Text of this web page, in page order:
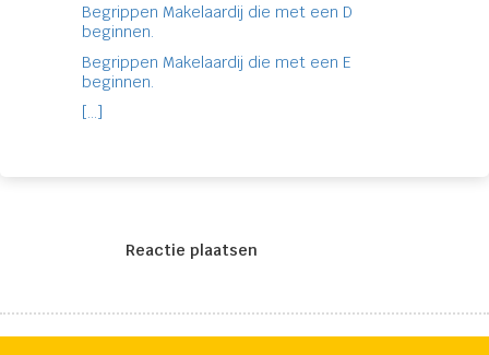
Begrippen Makelaardij die met een D
beginnen.
Begrippen Makelaardij die met een E
beginnen.
[...]
Reactie plaatsen